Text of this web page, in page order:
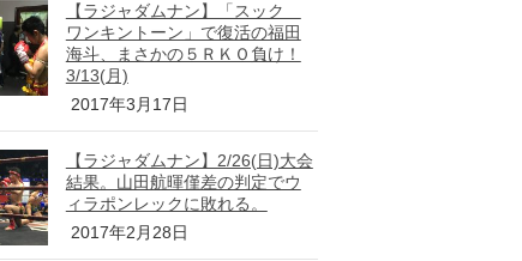
【ラジャダムナン】「スック
ワンキントーン」で復活の福田
海斗、まさかの５ＲＫＯ負け！
3/13(月)
2017年3月17日
【ラジャダムナン】2/26(日)大会
結果。山田航暉僅差の判定でウ
ィラポンレックに敗れる。
2017年2月28日